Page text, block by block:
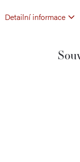
Detailní informace